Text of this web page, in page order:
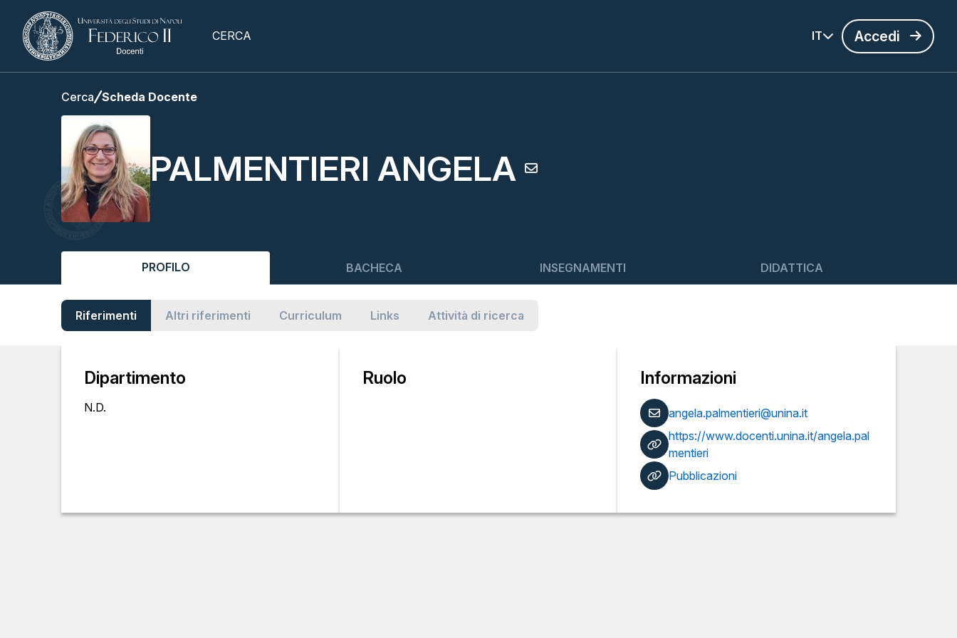
CERCA IT Accedi
Cerca Scheda Docente
PALMENTIERI ANGELA
PROFILO BACHECA INSEGNAMENTI DIDATTICA
Riferimenti Altri riferimenti Curriculum Links Attività di ricerca
Dipartimento
N.D.
Ruolo Informazioni
angela.palmentieri@unina.it
https://www.docenti.unina.it/angela.pal
mentieri
Pubblicazioni